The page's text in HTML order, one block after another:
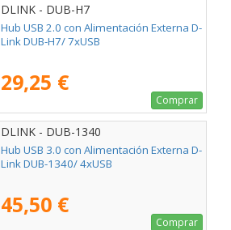
DLINK - DUB-H7
Hub USB 2.0 con Alimentación Externa D-
Link DUB-H7/ 7xUSB
29,25 €
Comprar
DLINK - DUB-1340
Hub USB 3.0 con Alimentación Externa D-
Link DUB-1340/ 4xUSB
45,50 €
Comprar